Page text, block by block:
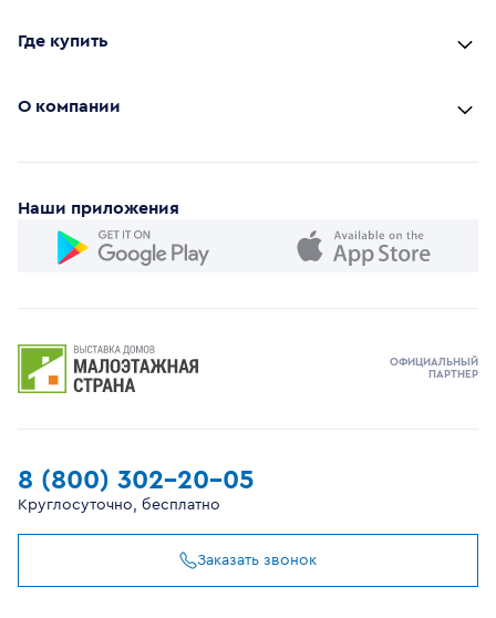
Где купить
О компании
Наши приложения
8 (800) 302-20-05
Круглосуточно, бесплатно
Заказать звонок
ОФИЦИАЛЬНЫЙ
ПАРТНЕР